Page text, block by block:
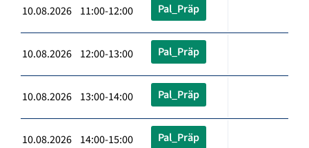
10.08.2026 11:00-12:00 Pal_Präp
10.08.2026 12:00-13:00 Pal_Präp
10.08.2026 13:00-14:00 Pal_Präp
10.08.2026 14:00-15:00 Pal_Präp